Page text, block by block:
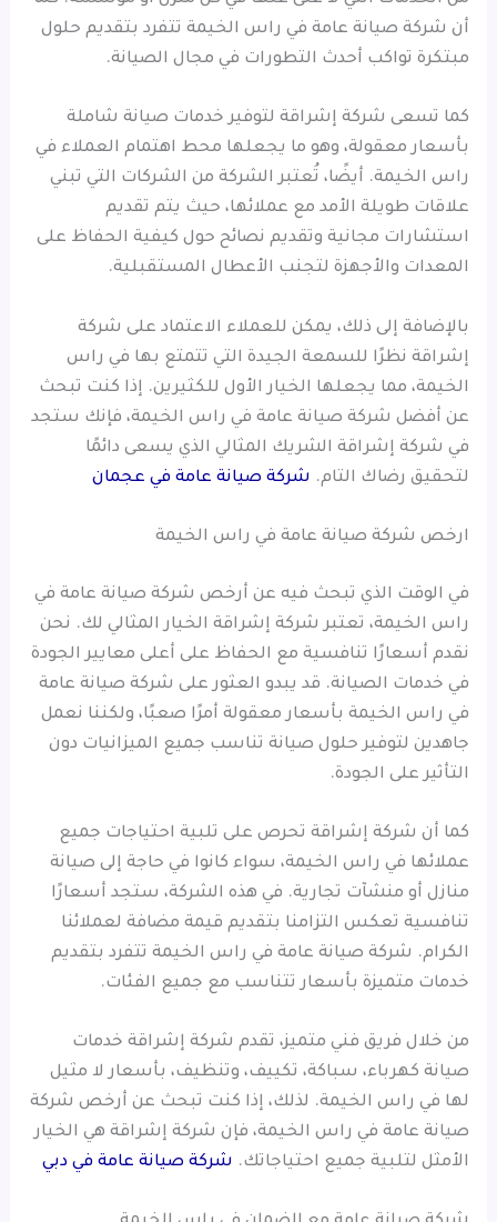
أن شركة صيانة عامة في راس الخيمة تتفرد بتقديم حلول
مبتكرة تواكب أحدث التطورات في مجال الصيانة.
كما تسعى شركة إشراقة لتوفير خدمات صيانة شاملة
بأسعار معقولة، وهو ما يجعلها محط اهتمام العملاء في
راس الخيمة. أيضًا، تُعتبر الشركة من الشركات التي تبني
علاقات طويلة الأمد مع عملائها، حيث يتم تقديم
استشارات مجانية وتقديم نصائح حول كيفية الحفاظ على
المعدات والأجهزة لتجنب الأعطال المستقبلية.
بالإضافة إلى ذلك، يمكن للعملاء الاعتماد على شركة
إشراقة نظرًا للسمعة الجيدة التي تتمتع بها في راس
الخيمة، مما يجعلها الخيار الأول للكثيرين. إذا كنت تبحث
عن أفضل شركة صيانة عامة في راس الخيمة، فإنك ستجد
في شركة إشراقة الشريك المثالي الذي يسعى دائمًا
لتحقيق رضاك التام. شركة صيانة عامة في عجمان
ارخص شركة صيانة عامة في راس الخيمة
في الوقت الذي تبحث فيه عن أرخص شركة صيانة عامة في
راس الخيمة، تعتبر شركة إشراقة الخيار المثالي لك. نحن
نقدم أسعارًا تنافسية مع الحفاظ على أعلى معايير الجودة
في خدمات الصيانة. قد يبدو العثور على شركة صيانة عامة
في راس الخيمة بأسعار معقولة أمرًا صعبًا، ولكننا نعمل
جاهدين لتوفير حلول صيانة تناسب جميع الميزانيات دون
التأثير على الجودة.
كما أن شركة إشراقة تحرص على تلبية احتياجات جميع
عملائها في راس الخيمة، سواء كانوا في حاجة إلى صيانة
منازل أو منشآت تجارية. في هذه الشركة، ستجد أسعارًا
تنافسية تعكس التزامنا بتقديم قيمة مضافة لعملائنا
الكرام. شركة صيانة عامة في راس الخيمة تتفرد بتقديم
خدمات متميزة بأسعار تتناسب مع جميع الفئات.
من خلال فريق فني متميز، تقدم شركة إشراقة خدمات
صيانة كهرباء، سباكة، تكييف، وتنظيف، بأسعار لا مثيل
لها في راس الخيمة. لذلك، إذا كنت تبحث عن أرخص شركة
صيانة عامة في راس الخيمة، فإن شركة إشراقة هي الخيار
الأمثل لتلبية جميع احتياجاتك. شركة صيانة عامة في دبي